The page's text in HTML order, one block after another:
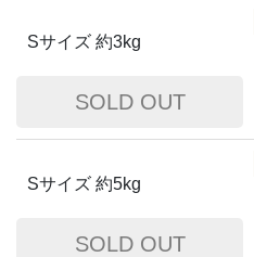
Sサイズ 約3kg
Sサイズ 約5kg